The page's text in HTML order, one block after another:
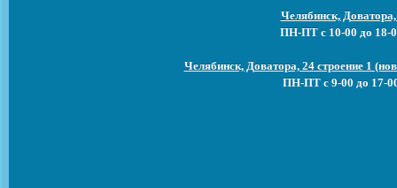
Челябинск,
ПН-ПТ с 10-00 до 18-
Челябинск, Доватора, 24 строение 1
ПН-ПТ с 9-00 до 17-